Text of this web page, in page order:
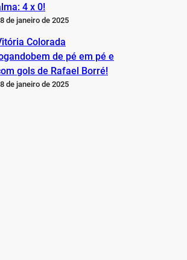
4 x 0!
de janeiro de 2025
Colorada
de pé em pé e
gols de Rafael Borré!
de janeiro de 2025